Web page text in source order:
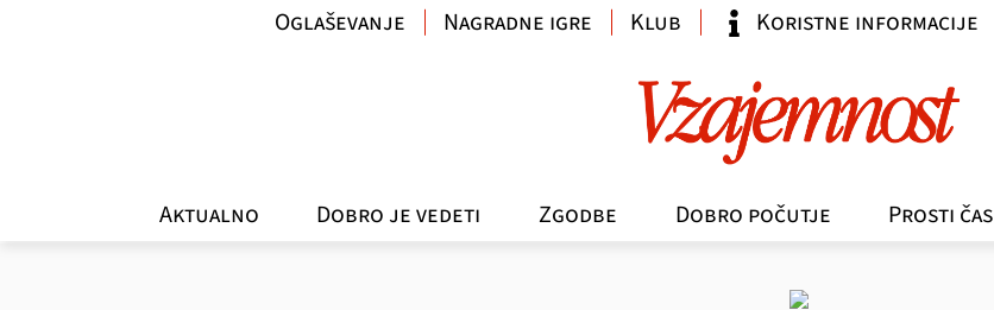
Aktualno Dobro je vedeti Zgodbe Dobro počutje Prosti čas
Oglaševanje Nagradne igre Klub Koristne informacije